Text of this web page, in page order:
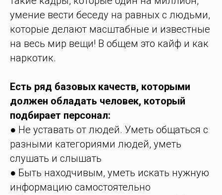
умение вести беседу на равных с людьми,
которые делают масштабные и известные
на весь мир вещи! В общем это кайф и как
наркотик.
Есть ряд базовых качеств, которыми
должен обладать человек, который
подбирает персонал:
● Не уставать от людей. Уметь общаться с
разными категориями людей, уметь
слушать и слышать
● Быть находчивым, уметь искать нужную
информацию самостоятельно